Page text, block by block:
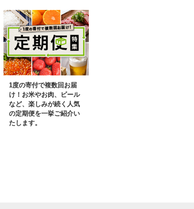
1度の寄付で複数回お届
け！お米やお肉、ビール
など、楽しみが続く人気
の定期便を一挙ご紹介い
たします。